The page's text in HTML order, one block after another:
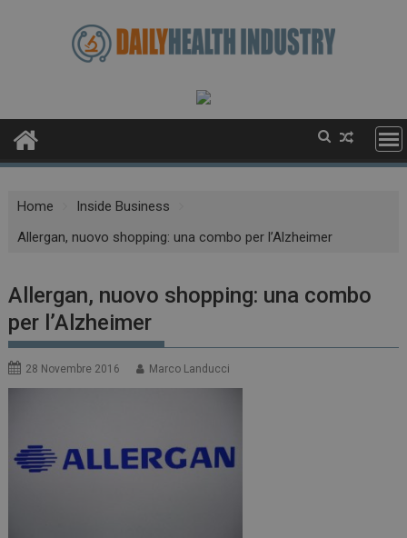
Home
Inside Business
Allergan, nuovo shopping: una combo per l’Alzheimer
Allergan, nuovo shopping: una combo
per l’Alzheimer
28 Novembre 2016 Marco Landucci